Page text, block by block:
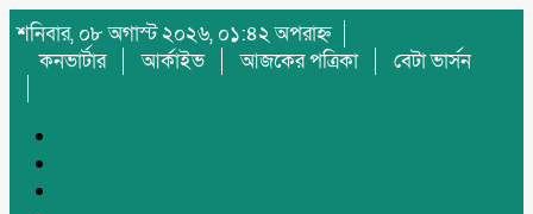
শনিবার, ০৮ অগাস্ট ২০২৬, ০১:৪২ অপরাহ্ন
কনভার্টার
আর্কাইভ আজকের পত্রিকা বেটা ভার্সন